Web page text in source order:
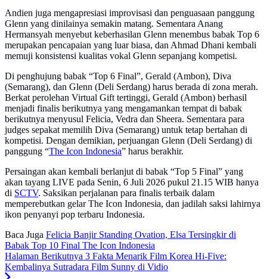
Andien juga mengapresiasi improvisasi dan penguasaan panggung
Glenn yang dinilainya semakin matang. Sementara Anang
Hermansyah menyebut keberhasilan Glenn menembus babak Top 6
merupakan pencapaian yang luar biasa, dan Ahmad Dhani kembali
memuji konsistensi kualitas vokal Glenn sepanjang kompetisi.
Di penghujung babak “Top 6 Final”, Gerald (Ambon), Diva
(Semarang), dan Glenn (Deli Serdang) harus berada di zona merah.
Berkat perolehan Virtual Gift tertinggi, Gerald (Ambon) berhasil
menjadi finalis berikutnya yang mengamankan tempat di babak
berikutnya menyusul Felicia, Vedra dan Sheera. Sementara para
judges sepakat memilih Diva (Semarang) untuk tetap bertahan di
kompetisi. Dengan demikian, perjuangan Glenn (Deli Serdang) di
panggung “The Icon Indonesia” harus berakhir.
Persaingan akan kembali berlanjut di babak “Top 5 Final” yang
akan tayang LIVE pada Senin, 6 Juli 2026 pukul 21.15 WIB hanya
di SCTV. Saksikan perjalanan para finalis terbaik dalam
memperebutkan gelar The Icon Indonesia, dan jadilah saksi lahirnya
ikon penyanyi pop terbaru Indonesia.
Baca Juga Felicia Banjir Standing Ovation, Elsa Tersingkir di
Babak Top 10 Final The Icon Indonesia
Halaman Berikutnya 3 Fakta Menarik Film Korea Hi-Five:
Kembalinya Sutradara Film Sunny di Vidio